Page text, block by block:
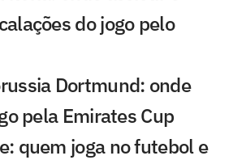
do jogo pelo
Dortmund: onde
pela Emirates Cup
quem joga no futebol e